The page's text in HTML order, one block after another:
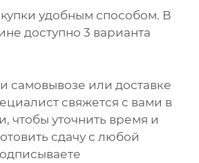
удобным способом. В
доступно 3 варианта
самовывозе или доставке
свяжется с вами в
чтобы уточнить время и
сдачу с любой